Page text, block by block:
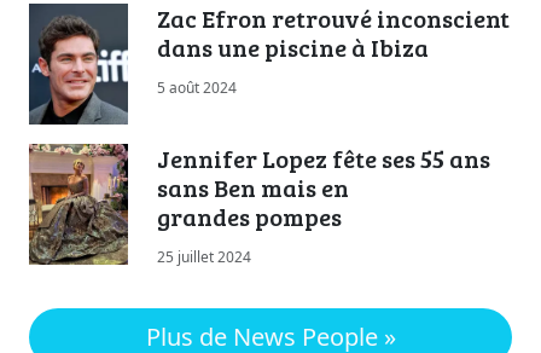
Zac Efron retrouvé inconscient
dans une piscine à Ibiza
5 août 2024
Jennifer Lopez fête ses 55 ans
sans Ben mais en
grandes pompes
25 juillet 2024
Plus de News People »